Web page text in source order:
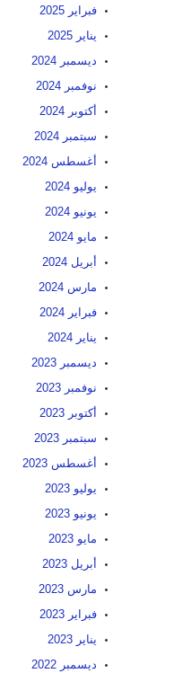
فبراير 2025
يناير 2025
ديسمبر 2024
نوفمبر 2024
أكتوبر 2024
سبتمبر 2024
أغسطس 2024
يوليو 2024
يونيو 2024
مايو 2024
أبريل 2024
مارس 2024
فبراير 2024
يناير 2024
ديسمبر 2023
نوفمبر 2023
أكتوبر 2023
سبتمبر 2023
أغسطس 2023
يوليو 2023
يونيو 2023
مايو 2023
أبريل 2023
مارس 2023
فبراير 2023
يناير 2023
ديسمبر 2022